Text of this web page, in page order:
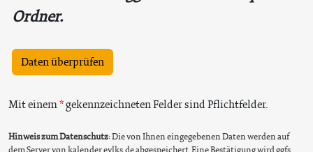
Ordner.
Daten überprüfen
Mit einem gekennzeichneten Felder sind Pflichtfelder.
Hinweis zum Datenschutz: Die von Ihnen eingegebenen Daten werden auf